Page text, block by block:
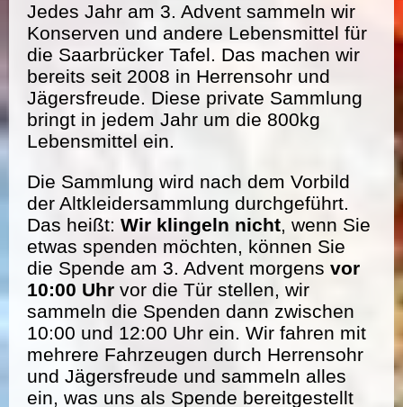
Jedes Jahr am 3. Advent sammeln wir
Konserven und andere Lebensmittel für
die Saarbrücker Tafel. Das machen wir
bereits seit 2008 in Herrensohr und
Jägersfreude. Diese private Sammlung
bringt in jedem Jahr um die 800kg
Lebensmittel ein.
Die Sammlung wird nach dem Vorbild
der Altkleidersammlung durchgeführt.
Das heißt: Wir klingeln nicht, wenn Sie
etwas spenden möchten, können Sie
die Spende am 3. Advent morgens vor
10:00 Uhr vor die Tür stellen, wir
sammeln die Spenden dann zwischen
10:00 und 12:00 Uhr ein. Wir fahren mit
mehrere Fahrzeugen durch Herrensohr
und Jägersfreude und sammeln alles
ein, was uns als Spende bereitgestellt